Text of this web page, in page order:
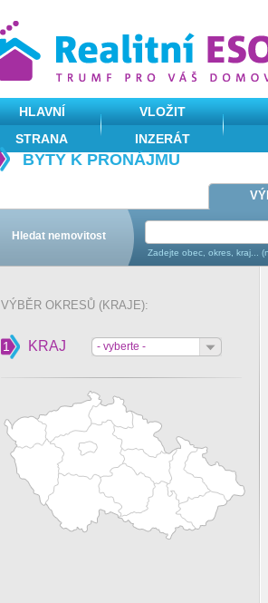
BYTY K PRONÁJMU
VÝBĚR OKRESŮ (KRAJE):
1 KRAJ - vyberte -
Hledat nemovitost
Zadejte obec, okres, kraj...
HLAVNÍ
STRANA
VLOŽIT
INZERÁT